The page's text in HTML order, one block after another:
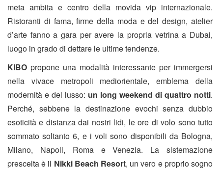
meta ambita e centro della movida vip internazionale.
Ristoranti di fama, firme della moda e del design, atelier
d’arte fanno a gara per avere la propria vetrina a Dubai,
luogo in grado di dettare le ultime tendenze.
KIBO propone una modalità interessante per immergersi
nella vivace metropoli mediorientale, emblema della
modernità e del lusso: un long weekend di quattro notti.
Perché, sebbene la destinazione evochi senza dubbio
esoticità e distanza dai nostri lidi, le ore di volo sono tutto
sommato soltanto 6, e i voli sono disponibili da Bologna,
Milano, Napoli, Roma e Venezia. La sistemazione
prescelta è il Nikki Beach Resort, un vero e proprio sogno